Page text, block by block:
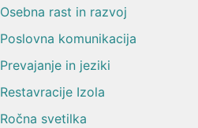
Osebna rast in razvoj
Poslovna komunikacija
Prevajanje in jeziki
Restavracije Izola
Ročna svetilka